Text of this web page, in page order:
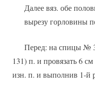
Далее вяз. обе
вырезу горловины
Перед: на спицы №
131) п. и провязать 6
изн. п. и выполнив 1-й